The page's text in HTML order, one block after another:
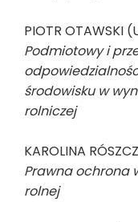
PIOTR OTAWSKI
Podmiotowy i
środowisku w
rolniczej
KAROLINA
Prawna ochrona
rolnej